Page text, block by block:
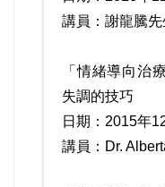
講員：謝龍騰先
「情緒導向
失調的技巧
日期：2015年
講員：Dr.